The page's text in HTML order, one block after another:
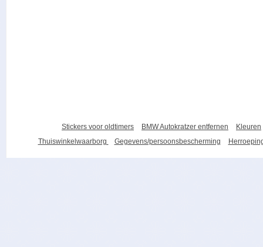
Stickers voor oldtimers BMW Autokratzer entfernen
Kleuren
Thuiswinkelwaarborg
Gegevens/persoonsbescherming